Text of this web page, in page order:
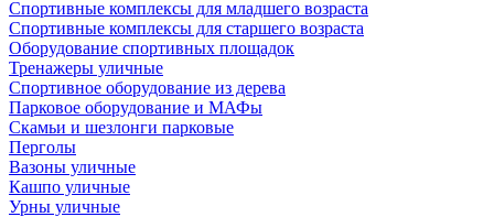
Спортивные комплексы для младшего возраста
Спортивные комплексы для старшего возраста
Оборудование спортивных площадок
Тренажеры уличные
Спортивное оборудование из дерева
Парковое оборудование и МАФы
Скамьи и шезлонги парковые
Перголы
Вазоны уличные
Кашпо уличные
Урны уличные